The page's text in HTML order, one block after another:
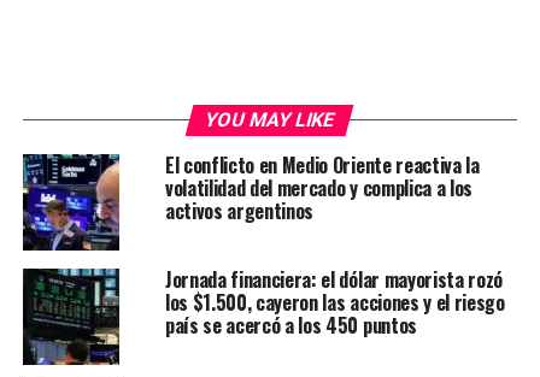
YOU MAY LIKE
El conflicto en Medio Oriente reactiva la
volatilidad del mercado y complica a los
activos argentinos
Jornada financiera: el dólar mayorista rozó
los $1.500, cayeron las acciones y el riesgo
país se acercó a los 450 puntos